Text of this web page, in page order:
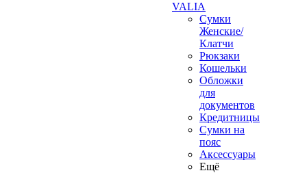
VALIA
Сумки
Женские/
Клатчи
Рюкзаки
Кошельки
Обложки
для
документов
Кредитницы
Сумки на
пояс
Аксессуары
Ещё